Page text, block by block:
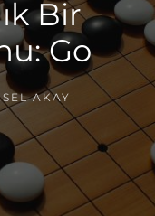
Bir
Go
AKAY